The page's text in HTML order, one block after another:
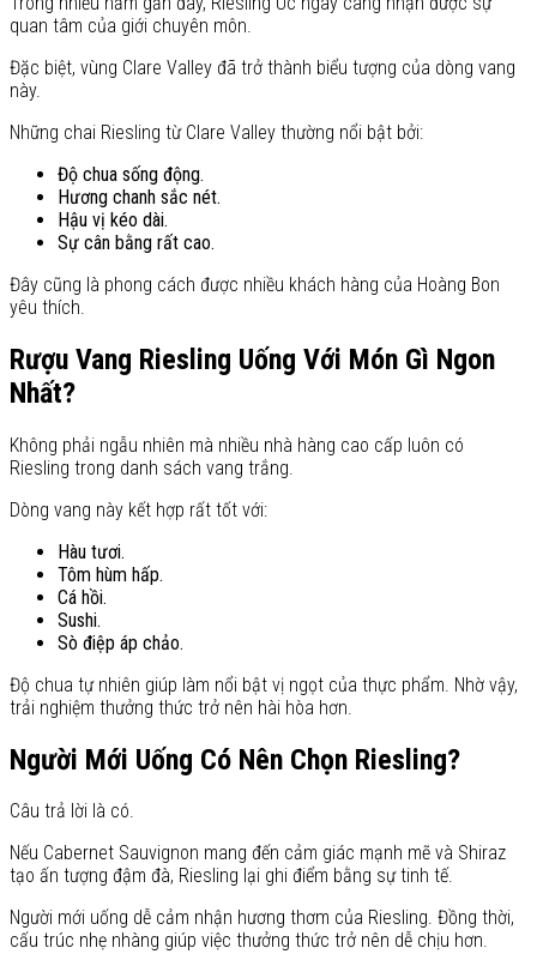
quan tâm của giới chuyên môn.
Đặc biệt, vùng Clare Valley đã trở thành biểu tượng của dòng vang
này.
Những chai Riesling từ Clare Valley thường nổi bật bởi:
Độ chua sống động.
Hương chanh sắc nét.
Hậu vị kéo dài.
Sự cân bằng rất cao.
Đây cũng là phong cách được nhiều khách hàng của Hoàng Bon
yêu thích.
Rượu Vang Riesling Uống Với Món Gì Ngon
Nhất?
Không phải ngẫu nhiên mà nhiều nhà hàng cao cấp luôn có
Riesling trong danh sách vang trắng.
Dòng vang này kết hợp rất tốt với:
Hàu tươi.
Tôm hùm hấp.
Cá hồi.
Sushi.
Sò điệp áp chảo.
Độ chua tự nhiên giúp làm nổi bật vị ngọt của thực phẩm. Nhờ vậy,
trải nghiệm thưởng thức trở nên hài hòa hơn.
Người Mới Uống Có Nên Chọn Riesling?
Câu trả lời là có.
Nếu Cabernet Sauvignon mang đến cảm giác mạnh mẽ và Shiraz
tạo ấn tượng đậm đà, Riesling lại ghi điểm bằng sự tinh tế.
Người mới uống dễ cảm nhận hương thơm của Riesling. Đồng thời,
cấu trúc nhẹ nhàng giúp việc thưởng thức trở nên dễ chịu hơn.